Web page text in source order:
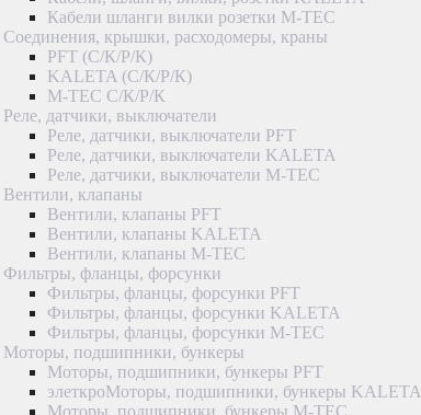
Кабели шланги вилки розетки M-TEC
Соединения, крышки, расходомеры, краны
PFT (С/К/Р/К)
KALETA (С/К/Р/К)
M-TEC С/К/Р/К
Реле, датчики, выключатели
Реле, датчики, выключатели PFT
Реле, датчики, выключатели KALETA
Реле, датчики, выключатели M-TEC
Вентили, клапаны
Вентили, клапаны PFT
Вентили, клапаны KALETA
Вентили, клапаны M-TEC
Фильтры, фланцы, форсунки
Фильтры, фланцы, форсунки PFT
Фильтры, фланцы, форсунки KALETA
Фильтры, фланцы, форсунки M-TEC
Моторы, подшипники, бункеры
Моторы, подшипники, бункеры PFT
элеткроМоторы, подшипники, бункеры KALETA
Моторы, подшипники, бункеры M-TEC